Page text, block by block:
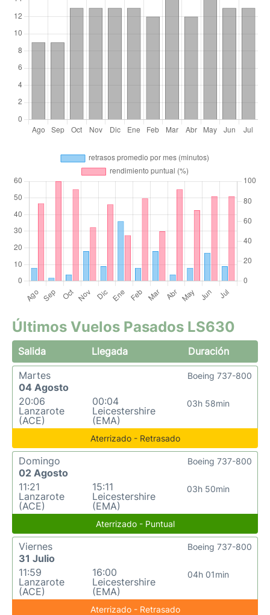
Últimos Vuelos Pasados LS630
Salida Llegada
Duración
Martes
04 Agosto
20:06
Lanzarote
(ACE)
00:04
Leicestershire
(EMA)
03h 58min
Boeing 737-800
Aterrizado - Retrasado
Domingo
02 Agosto
11:21
Lanzarote
(ACE)
15:11
Leicestershire
(EMA)
03h 50min
Boeing 737-800
Aterrizado - Puntual
Viernes
31 Julio
11:59
Lanzarote
(ACE)
16:00
Leicestershire
(EMA)
04h 01min
Boeing 737-800
Aterrizado - Retrasado